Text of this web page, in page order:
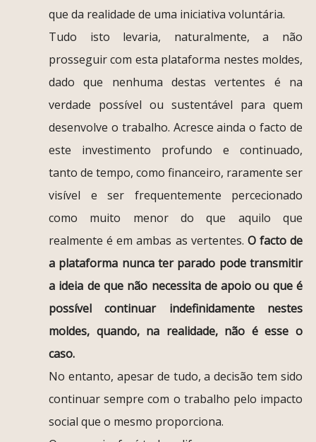
que da realidade de uma iniciativa voluntária.
Tudo isto levaria, naturalmente, a não
prosseguir com esta plataforma nestes moldes,
dado que nenhuma destas vertentes é na
verdade possível ou sustentável para quem
desenvolve o trabalho. Acresce ainda o facto de
este investimento profundo e continuado,
tanto de tempo, como financeiro, raramente ser
visível e ser frequentemente percecionado
como muito menor do que aquilo que
realmente é em ambas as vertentes. O facto de
a plataforma nunca ter parado pode transmitir
a ideia de que não necessita de apoio ou que é
possível continuar indefinidamente nestes
moldes, quando, na realidade, não é esse o
caso.
No entanto, apesar de tudo, a decisão tem sido
continuar sempre com o trabalho pelo impacto
social que o mesmo proporciona.